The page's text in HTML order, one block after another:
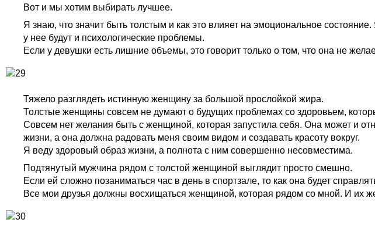
Вот и мы хотим выбирать лучшее.
Я знаю, что значит быть толстым и как это влияет на эмоциональное
у нее будут и психологические проблемы.
Если у девушки есть лишние объемы, это говорит только о том, что она не
Тяжело разглядеть истинную женщину за большой прослойкой жира.
Толстые женщины совсем не думают о будущих проблемах со здоровьем,
Совсем нет желания быть с женщиной, которая запустила себя. Она может и
жизни, а она должна радовать меня своим видом и создавать красоту вокруг.
Я веду здоровый образ жизни, а полнота с ним совершенно несовместима.
Подтянутый мужчина рядом с толстой женщиной выглядит просто смешно.
Если ей сложно позаниматься час в день в спортзале, то как она будет
Все мои друзья должны восхищаться женщиной, которая рядом со мной. И их